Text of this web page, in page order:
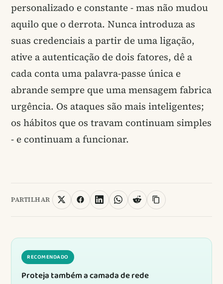
personalizado e constante - mas não mudou
aquilo que o derrota. Nunca introduza as
suas credenciais a partir de uma ligação,
ative a autenticação de dois fatores, dê a
cada conta uma palavra-passe única e
abrande sempre que uma mensagem fabrica
urgência. Os ataques são mais inteligentes;
os hábitos que os travam continuam simples
- e continuam a funcionar.
PARTILHAR
RECOMENDADO
Proteja também a camada de rede